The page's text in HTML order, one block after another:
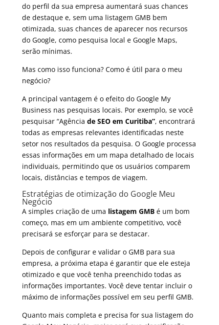
do perfil da sua empresa aumentará suas chances
de destaque e, sem uma listagem GMB bem
otimizada, suas chances de aparecer nos recursos
do Google, como pesquisa local e Google Maps,
serão mínimas.
Mas como isso funciona? Como é útil para o meu
negócio?
A principal vantagem é o efeito do Google My
Business nas pesquisas locais. Por exemplo, se você
pesquisar “Agência de SEO em Curitiba”, encontrará
todas as empresas relevantes identificadas neste
setor nos resultados da pesquisa. O Google processa
essas informações em um mapa detalhado de locais
individuais, permitindo que os usuários comparem
locais, distâncias e tempos de viagem.
Estratégias de otimização do Google Meu
Negócio
A simples criação de uma listagem GMBé um bom
começo, mas em um ambiente competitivo, você
precisará se esforçar para se destacar.
Depois de configurar e validar o GMB para sua
empresa, a próxima etapa é garantir que ele esteja
otimizado e que você tenha preenchido todas as
informações importantes. Você deve tentar incluir o
máximo de informações possível em seu perfil GMB.
Quanto mais completa e precisa for sua listagem do